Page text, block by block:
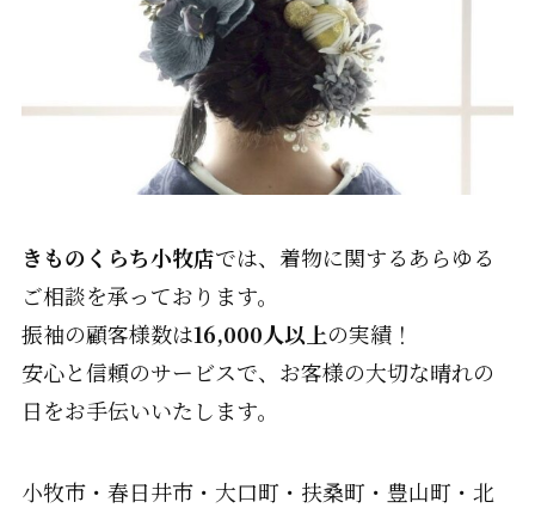
きものくらち小牧店では、着物に関するあらゆる
ご相談を承っております。
振袖の顧客様数は16,000人以上の実績！
安心と信頼のサービスで、お客様の大切な晴れの
日をお手伝いいたします。
小牧市・春日井市・大口町・扶桑町・豊山町・北